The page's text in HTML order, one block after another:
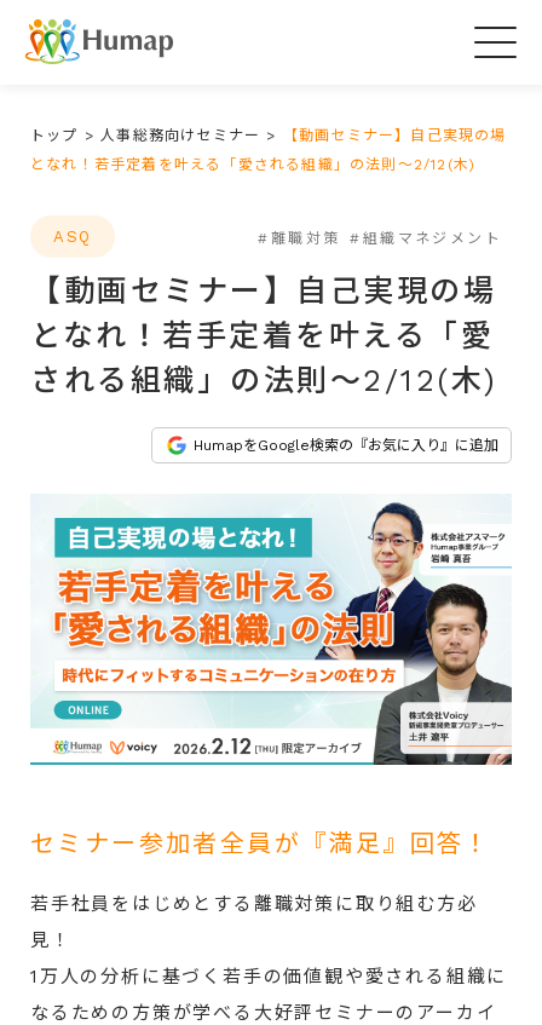
トップ >人事総務向けセミナー >
【動画セミナー】自己実現の場
となれ！若手定着を叶える「愛される組織」の法則～2/12(木)
ASQ #離職対策 #組織マネジメント
【動画セミナー】自己実現の場
となれ！若手定着を叶える「愛
される組織」の法則～2/12(木)
HumapをGoogle検索の『お気に入り』に追加
セミナー参加者全員が『満足』回答！
若手社員をはじめとする離職対策に取り組む方必
見！
1万人の分析に基づく若手の価値観や愛される組織に
なるための方策が学べる 大好評セミナーのアーカイ